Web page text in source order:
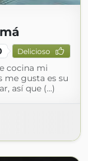
Delicioso
cocina mi
me gusta es su
así que (...)